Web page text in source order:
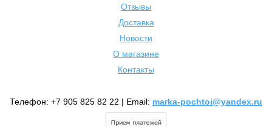
Отзывы
Доставка
Новости
О магазине
Контакты
Телефон: +7 905 825 82 22 | Email: marka-pochtoi@yandex.ru